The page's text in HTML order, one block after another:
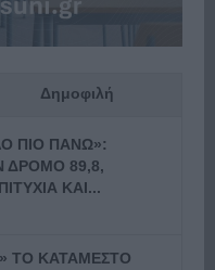
Δημοφιλή
ΠΙΟ ΠΑΝΩ»:
ΔΡΟΜΟ 89,8,
ΚΑΙ...
ΤΟ ΚΑΤΑΜΕΣΤΟ